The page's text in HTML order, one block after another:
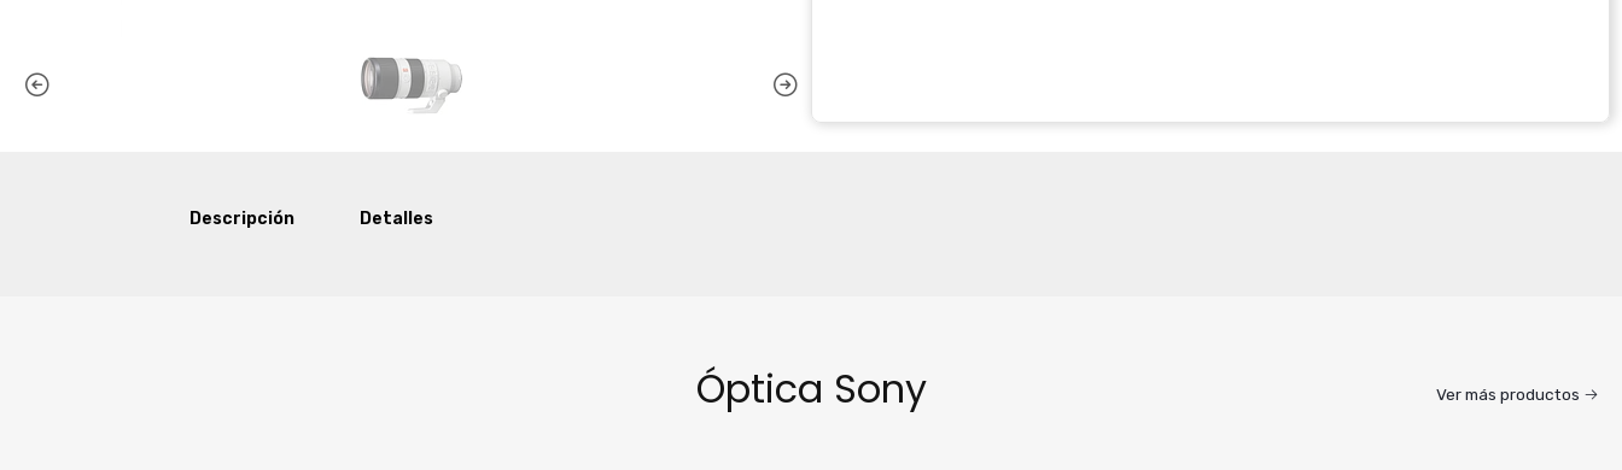
Descripción Detalles
Óptica Sony Ver más productos